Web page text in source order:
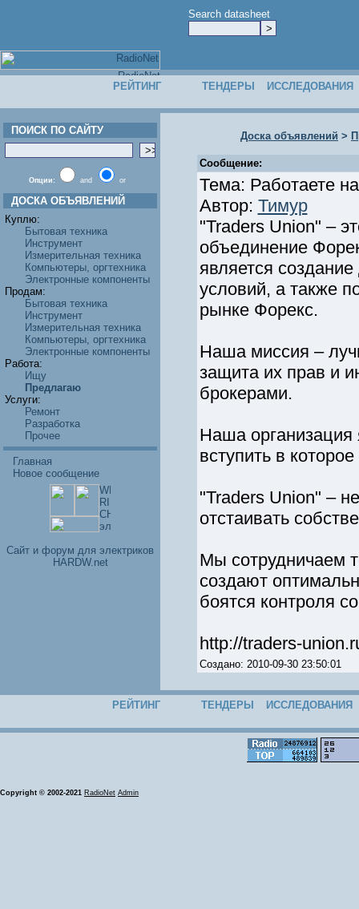
Search datasheet
РЕЙТИНГ ТЕНДЕРЫ ИССЛЕДОВАНИЯ
ПОИСК ПО САЙТУ
Опции: and or
ДОСКА ОБЪЯВЛЕНИЙ
Куплю:
Бытовая техника
Инструмент
Измерительная техника
Компьютеры, оргтехника
Электронные компоненты
Продам:
Бытовая техника
Инструмент
Измерительная техника
Компьютеры, оргтехника
Электронные компоненты
Работа:
Ищу
Предлагаю
Услуги:
Ремонт
Разработка
Прочее
Главная
Новое сообщение
Cайт и форум для электриков
HARDW.net
Доска объявлений >
Сообщение:
Тема: Работаете
Автор: Тимур
"Traders Union" –
объединение
является
условий, а также
рынке Форекс.
Наша миссия –
защита их прав и
брокерами.
Наша
вступить в
"Traders Union" –
отстаивать
Мы сотрудничаем
создают
боятся контроля
http://traders-
Создано: 2010-09-30 23:50:01
РЕЙТИНГ ТЕНДЕРЫ ИССЛЕДОВАНИЯ
Copyright © 2002-2021 RadioNet Admin